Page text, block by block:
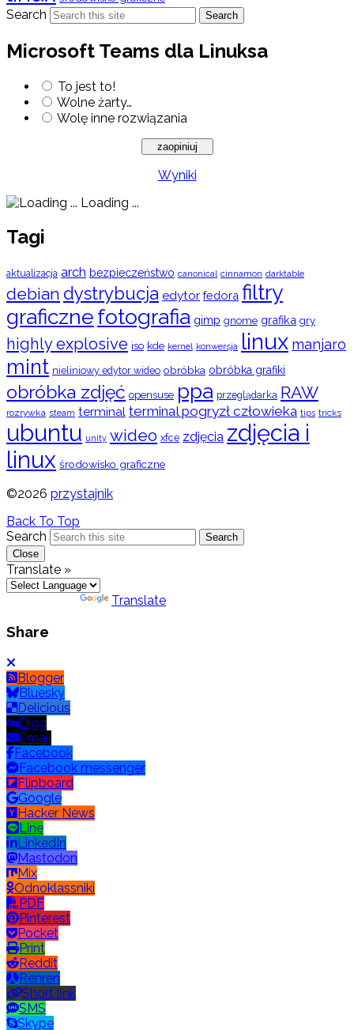
Search Search
Microsoft Teams dla Linuksa
To jest to!
Wolne żarty…
Wolę inne rozwiązania
Wyniki
Loading ...
Tagi
aktualizacja arch bezpieczeństwo canonical cinnamon darktable
debian dystrybucja edytor fedora filtry
graficznefotografia gimp gnome grafika gry
highly explosive iso kde kernel konwersja linux manjaro
mint nieliniowy edytor wideo obróbka obróbka grafiki
obróbka zdjęć opensuse ppa przeglądarka RAW
rozrywka steam terminal terminal pogryzł człowieka tips tricks
ubuntu unity wideo xfce zdjęcia zdjęcia i
linux środowisko graficzne
©2026 przystajnik
Back To Top
Search
Search
Close
Translate »
Translate
Share
Blogger
Bluesky
Delicious
Digg
Email
Facebook
Facebook messenger
Flipboard
Google
Hacker News
Line
LinkedIn
Mastodon
Mix
Odnoklassniki
PDF
Pinterest
Pocket
Print
Reddit
Renren
Short link
SMS
Skype